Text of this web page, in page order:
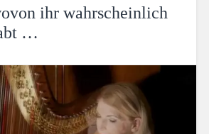
ihr wahrscheinlich
…